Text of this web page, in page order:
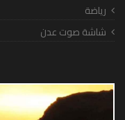
رياضة
شاشة صوت عدن